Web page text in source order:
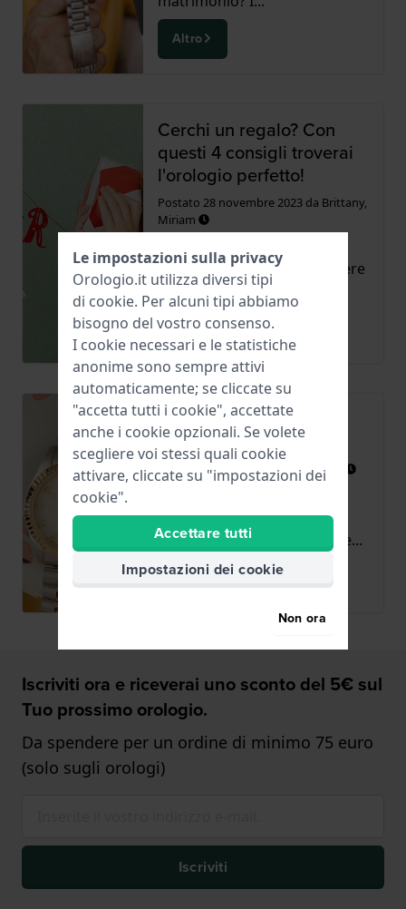
Altro
Cerchi un regalo? Con
questi 4 consigli troverai
l'orologio perfetto!
Postato 28 novembre 2023da Brittany,
Miriam
qualcun altro non deve essere
difficile. Con questi quat...
Altro
4 motivi per regalare un
orologio
Postato 26 maggio 2023 da Ruben
regalo speciale. In questo
articolo del blog vi mostrere...
Altro
Iscriviti ora e riceverai uno sconto del 5€ sul
Tuo prossimo orologio.
Da spendere per un ordine di minimo 75 euro
(solo sugli orologi)
Iscriviti
Le impostazioni sulla privacy
Orologio.it utilizza diversi tipi
di cookie. Per alcuni tipi abbiamo
bisogno del vostro consenso.
I cookie necessari e le statistiche
anonime sono sempre attivi
automaticamente; se cliccate su
"accetta tutti i cookie", accettate
anche i cookie opzionali. Se volete
scegliere voi stessi quali cookie
attivare, cliccate su "impostazioni dei
cookie".
Accettare tutti
Impostazioni dei cookie
Non ora